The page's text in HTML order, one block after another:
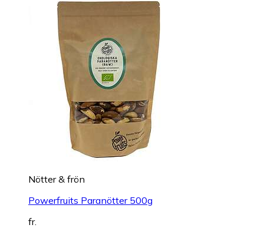
Nötter & frön
Powerfruits Paranötter 500g
fr.